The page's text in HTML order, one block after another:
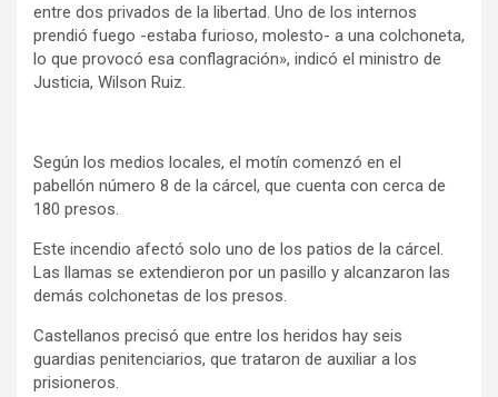
entre dos privados de la libertad. Uno de los internos
prendió fuego -estaba furioso, molesto- a una colchoneta,
lo que provocó esa conflagración», indicó el ministro de
Justicia, Wilson Ruiz.
Según los medios locales, el motín comenzó en el
pabellón número 8 de la cárcel, que cuenta con cerca de
180 presos.
Este incendio afectó solo uno de los patios de la cárcel.
Las llamas se extendieron por un pasillo y alcanzaron las
demás colchonetas de los presos.
Castellanos precisó que entre los heridos hay seis
guardias penitenciarios, que trataron de auxiliar a los
prisioneros.